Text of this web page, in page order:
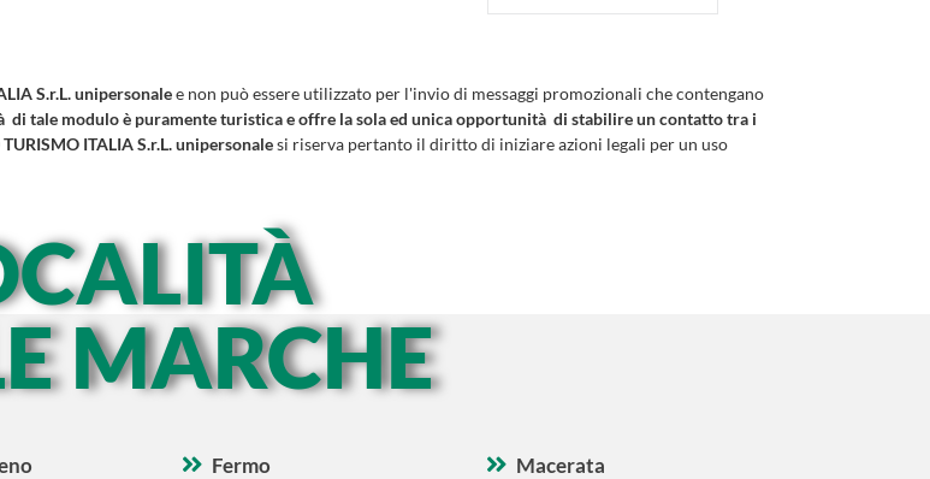
S.r.L. unipersonalee non può essere utilizzato per l'invio di messaggi promozionali che contengano
di tale modulo è puramente turistica e offre la sola ed unica opportunità di stabilire un contatto tra i
ITALIA S.r.L. unipersonalesi riserva pertanto il diritto di iniziare azioni legali per un uso
MARCHE
Fermo
Macerata